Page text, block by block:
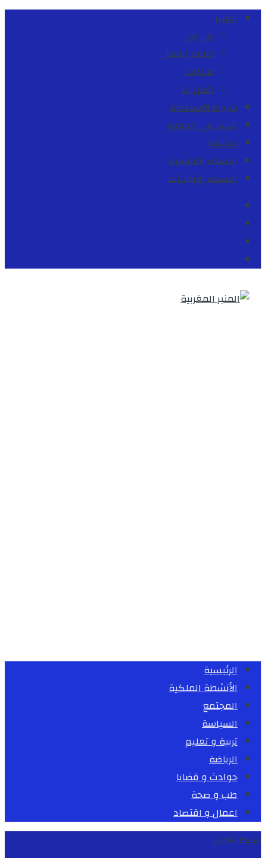
المنبر
من نحن
طاقم العمل
ميثاقنا
اتصل بنا
شروط الإستخدام
للنشر في الموقع
للإشهار
النسخة الفرنسية
النسخة الإنجليزية
الرئيسية
الأنشطة الملكية
المجتمع
السياسة
تربية و تعليم
الرياضة
حوادث و قضايا
طب و صحة
اعمال و اقتصاد
شريط الأخبار